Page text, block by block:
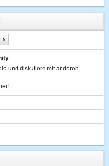
und diskutiere mit anderen